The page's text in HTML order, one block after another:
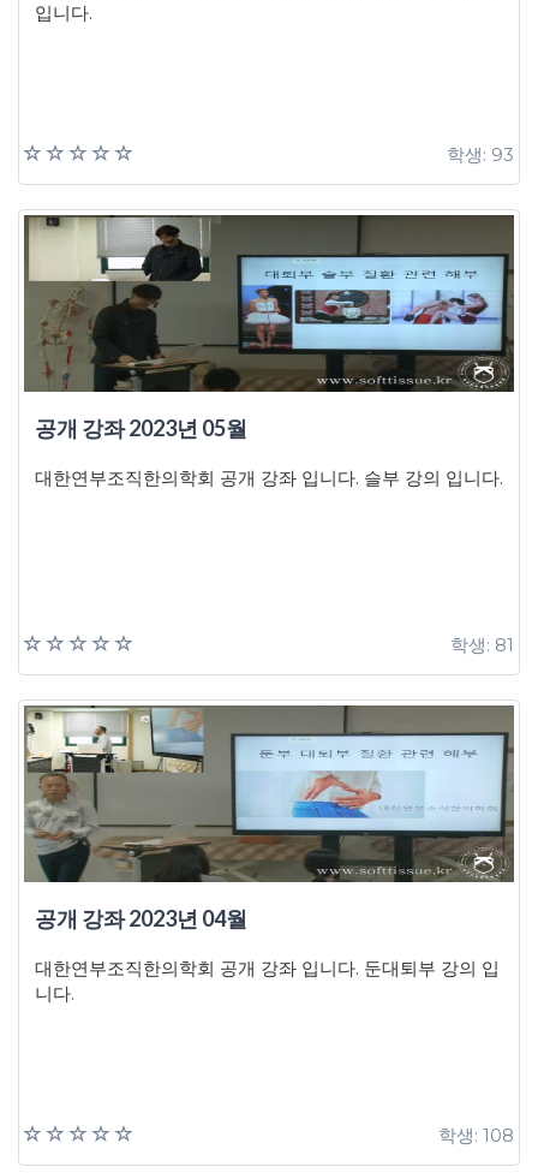
입니다.
학생: 93
공개 강좌 2023년 05월
대한연부조직한의학회 공개 강좌 입니다. 슬부 강의 입니다.
학생: 81
공개 강좌 2023년 04월
대한연부조직한의학회 공개 강좌 입니다. 둔대퇴부 강의 입
니다.
학생: 108